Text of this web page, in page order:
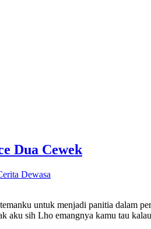
Dua Cewek
Dewasa
untuk menjadi panitia dalam
aku sih Lho emangnya kamu tau